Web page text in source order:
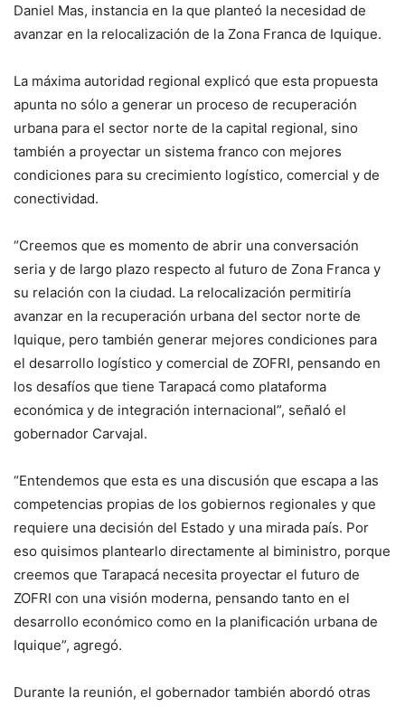
Daniel Mas, instancia en la que planteó la necesidad de
avanzar en la relocalización de la Zona Franca de Iquique.
La máxima autoridad regional explicó que esta propuesta
apunta no sólo a generar un proceso de recuperación
urbana para el sector norte de la capital regional, sino
también a proyectar un sistema franco con mejores
condiciones para su crecimiento logístico, comercial y de
conectividad.
“Creemos que es momento de abrir una conversación
seria y de largo plazo respecto al futuro de Zona Franca y
su relación con la ciudad. La relocalización permitiría
avanzar en la recuperación urbana del sector norte de
Iquique, pero también generar mejores condiciones para
el desarrollo logístico y comercial de ZOFRI, pensando en
los desafíos que tiene Tarapacá como plataforma
económica y de integración internacional”, señaló el
gobernador Carvajal.
“Entendemos que esta es una discusión que escapa a las
competencias propias de los gobiernos regionales y que
requiere una decisión del Estado y una mirada país. Por
eso quisimos plantearlo directamente al biministro, porque
creemos que Tarapacá necesita proyectar el futuro de
ZOFRI con una visión moderna, pensando tanto en el
desarrollo económico como en la planificación urbana de
Iquique”, agregó.
Durante la reunión, el gobernador también abordó otras